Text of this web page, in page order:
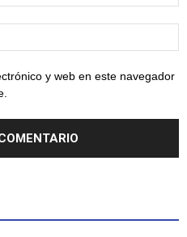
y web en este navegador